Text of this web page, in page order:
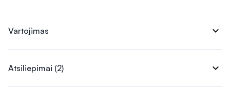
Vartojimas expand_more
Atsiliepimai (2) expand_more